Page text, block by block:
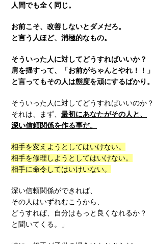
人間でも全く同じ。
お前こそ、改善しないとダメだろ。
と言う人ほど、消極的なもの。
そういった人に対してどうすればいいか？
肩を揺すって、「お前がちゃんとやれ！！」
と言ってもその人は態度を頑にするばかり。
そういった人に対してどうすればいいのか？
それは、まず、 最初にあなたがその人と、
深い信頼関係を作る事だ。
相手を変えようとしてはいけない。
相手を修理しようとしてはいけない。
相手に命令してはいけいない。
深い信頼関係ができれば、
その人はいずれむこうから、
どうすれば、自分はもっと良くなれるか？
と聞いてくる。」